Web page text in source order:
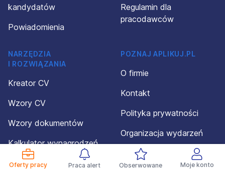
Oferty pracy Praca alert Obserwowane Moje konto
kandydatów
Powiadomienia
Regulamin dla
pracodawców
NARZĘDZIA
I ROZWIĄZANIA
Kreator CV
Wzory CV
Wzory dokumentów
Kalkulator wynagrodzeń
Aplikacja mobilna Android
POZNAJ APLIKUJ.PL
O firmie
Kontakt
Polityka prywatności
Organizacja wydarzeń
Aplikuj Check